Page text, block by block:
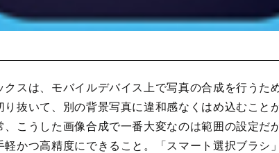
クスは、モバイルデバイス上で写真の合成を行うた
り抜いて、別の背景写真に違和感なくはめ込むこと
、こうした画像合成で一番大変なのは範囲の設定だ
軽かつ高精度にできること。「スマート選択ブラシ